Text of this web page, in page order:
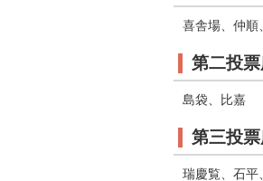
喜舎場、仲順
第二投
島袋、比嘉
第三投
瑞慶覧、石平